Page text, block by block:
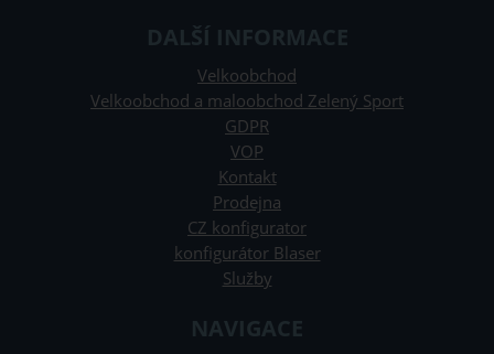
DALŠÍ INFORMACE
Velkoobchod
Velkoobchod a maloobchod Zelený Sport
GDPR
VOP
Kontakt
Prodejna
CZ konfigurator
konfigurátor Blaser
Služby
NAVIGACE